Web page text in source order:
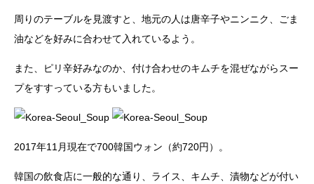
周りのテーブルを見渡すと、地元の人は唐辛子やニンニク、ごま
油などを好みに合わせて入れているよう。
また、ピリ辛好みなのか、付け合わせのキムチを混ぜながらスー
プをすすっている方もいました。
2017年11月現在で700韓国ウォン（約720円）。
韓国の飲食店に一般的な通り、ライス、キムチ、漬物などが付い